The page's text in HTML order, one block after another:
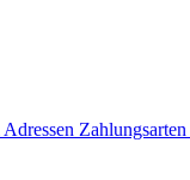
Adressen Zahlungsarten